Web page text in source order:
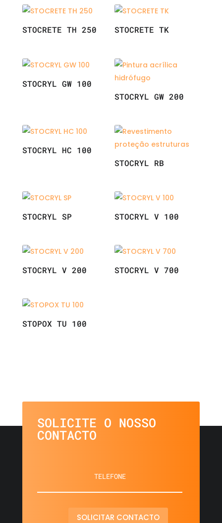
STOCRETE TH 250 STOCRETE TK
STOCRYL GW 100
STOCRYL GW 200
STOCRYL HC 100
STOCRYL RB
STOCRYL SP STOCRYL V 100
STOCRYL V 200 STOCRYL V 700
STOPOX TU 100
SOLICITE O NOSSO
CONTACTO
SOLICITAR CONTACTO